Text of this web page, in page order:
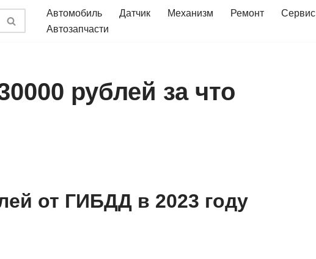
Автомобиль Датчик Механизм Ремонт Сервис
Автозапчасти
рублей за что
от ГИБДД в 2023 году